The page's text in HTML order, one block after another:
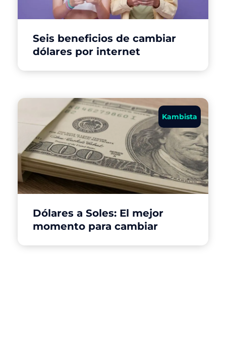
Seis beneficios de cambiar
dólares por internet
Kambista
Dólares a Soles: El mejor
momento para cambiar